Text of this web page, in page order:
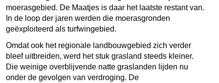
moerasgebied. De Maatjes is daar het laatste restant van.
In de loop der jaren werden die moerasgronden
geëxploiteerd als turfwingebied.
Omdat ook het regionale landbouwgebied zich verder
bleef uitbreiden, werd het stuk grasland steeds kleiner.
Die weinige overblijvende natte graslanden lijden nu
onder de gevolgen van verdroging. De